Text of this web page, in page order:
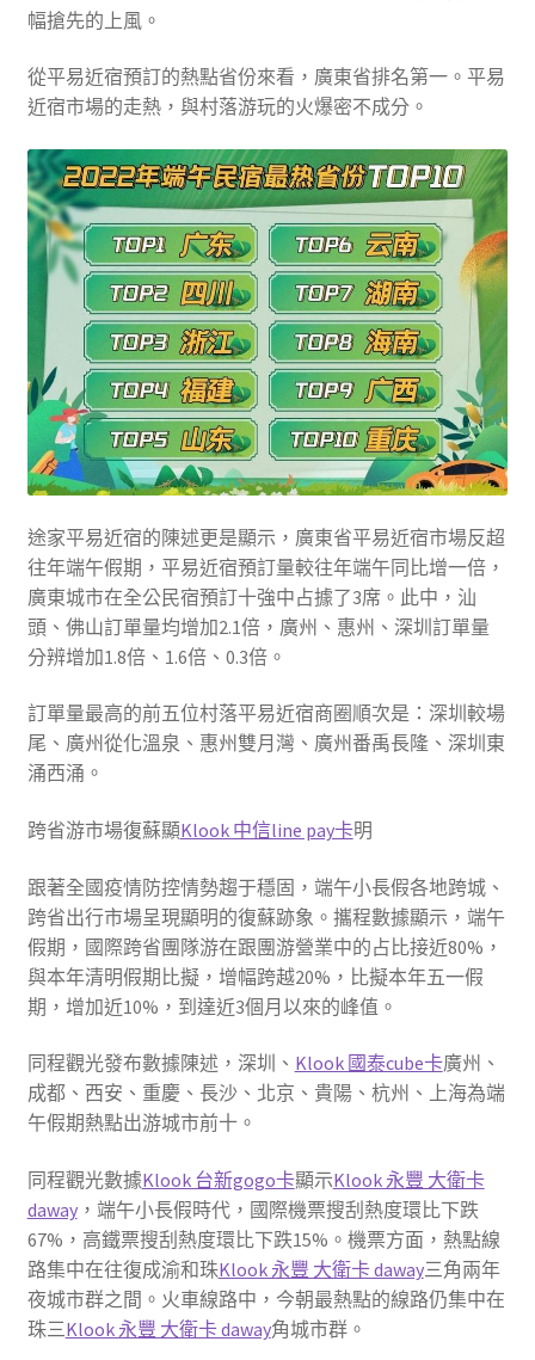
幅搶先的上風。
從平易近宿預訂的熱點省份來看，廣東省排名第一。平易
近宿市場的走熱，與村落游玩的火爆密不成分。
途家平易近宿的陳述更是顯示，廣東省平易近宿市場反超
往年端午假期，平易近宿預訂量較往年端午同比增一倍，
廣東城市在全公民宿預訂十強中占據了3席。此中，汕
頭、佛山訂單量均增加2.1倍，廣州、惠州、深圳訂單量
分辨增加1.8倍、1.6倍、0.3倍。
訂單量最高的前五位村落平易近宿商圈順次是：深圳較場
尾、廣州從化溫泉、惠州雙月灣、廣州番禹長隆、深圳東
涌西涌。
跨省游市場復蘇顯Klook 中信line pay卡明
跟著全國疫情防控情勢趨于穩固，端午小長假各地跨城、
跨省出行市場呈現顯明的復蘇跡象。攜程數據顯示，端午
假期，國際跨省團隊游在跟團游營業中的占比接近80%，
與本年清明假期比擬，增幅跨越20%，比擬本年五一假
期，增加近10%，到達近3個月以來的峰值。
同程觀光發布數據陳述，深圳、 Klook 國泰cube卡廣州、
成都、西安、重慶、長沙、北京、貴陽、杭州、上海為端
午假期熱點出游城市前十。
同程觀光數據Klook 台新gogo卡顯示Klook 永豐 大衛卡
daway，端午小長假時代，國際機票搜刮熱度環比下跌
67%，高鐵票搜刮熱度環比下跌15%。機票方面，熱點線
路集中在往復成渝和珠Klook 永豐 大衛卡 daway三角兩年
夜城市群之間。火車線路中，今朝最熱點的線路仍集中在
珠三Klook 永豐 大衛卡 daway角城市群。